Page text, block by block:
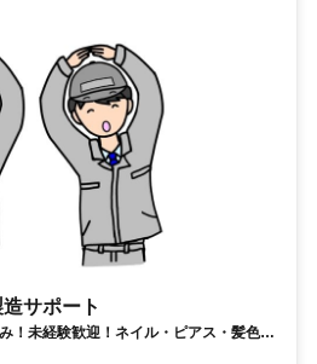
サポート
未経験歓迎！ネイル・ピアス・髪色自